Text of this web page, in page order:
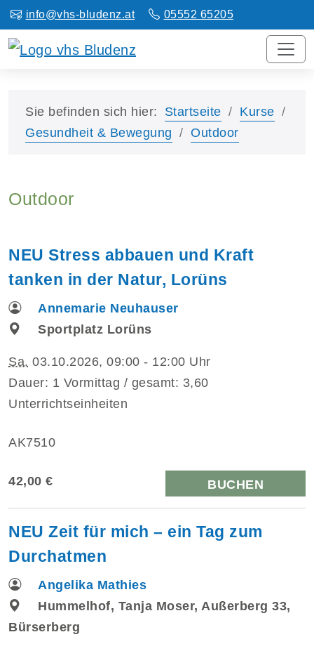
info@vhs-bludenz.at 05552 65205
Sie befinden sich hier: Startseite
Kurse
Gesundheit & Bewegung
Outdoor
Outdoor
NEU Stress abbauen und Kraft
tanken in der Natur, Lorüns
Annemarie Neuhauser
Sportplatz Lorüns
Sa. 03.10.2026, 09:00 - 12:00 Uhr
Dauer: 1 Vormittag / gesamt: 3,60
Unterrichtseinheiten
AK7510
42,00 € BUCHEN
NEU Zeit für mich – ein Tag zum
Durchatmen
Angelika Mathies
Hummelhof, Tanja Moser, Außerberg 33,
Bürserberg